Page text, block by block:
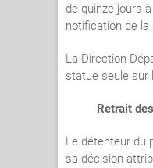
de quinze jours
notification de
La Direction
statue seule sur
Retrait
Le détenteur du
sa décision